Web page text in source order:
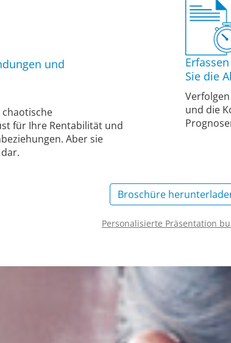
und
für Ihre Rentabilität und
Aber sie
Sie die
und die
Broschüre
Personalisierte Präsentation